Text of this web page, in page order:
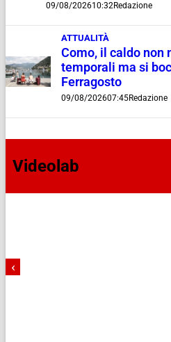
09/08/202610:32Redazione
ATTUALITÀ
Como, il caldo non
temporali ma si
Ferragosto
09/08/202607:45Redazione
Videolab
‹